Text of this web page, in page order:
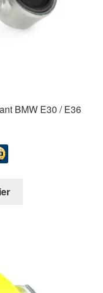
BMW E30 / E36